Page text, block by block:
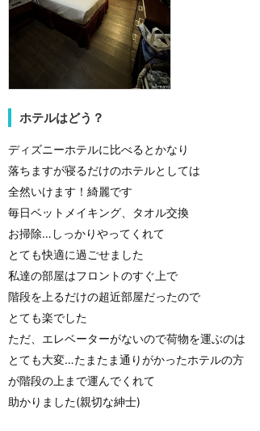
ホテルはどう？
ディズニーホテルに比べるとかなり
落ちますが寝るだけのホテルとしては
全然いけます！綺麗です
毎日ベットメイキング、タオル交換
お掃除…しっかりやってくれて
とても快適に過ごせました
私達の部屋はフロントのすぐ上で
階段を上るだけの超近部屋だったので
とても楽でした
ただ、エレベーターがないので荷物を運ぶのは
とても大変…たまたま通りがかったホテルの方
が階段の上まで運んでくれて
助かりました(親切な紳士)